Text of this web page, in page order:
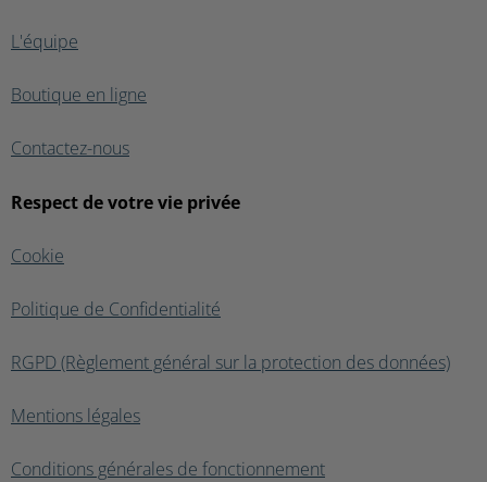
L'équipe
Boutique en ligne
Contactez-nous
Respect de votre vie privée
Cookie
Politique de Confidentialité
RGPD (Règlement général sur la protection des données)
Mentions légales
Conditions générales de fonctionnement